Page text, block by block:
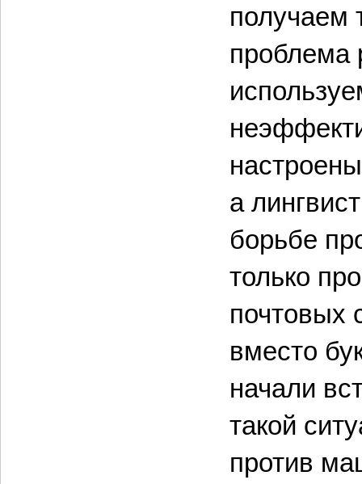
получаем
проблема
а
борьбе
только
почтовых
вместо
начали
такой
против